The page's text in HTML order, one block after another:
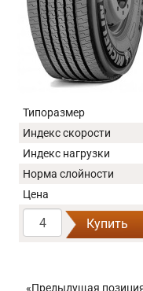
Типоразмер
Индекс скорости
Индекс нагрузки
Норма слойности
Цена
Купить
«Предыдущая